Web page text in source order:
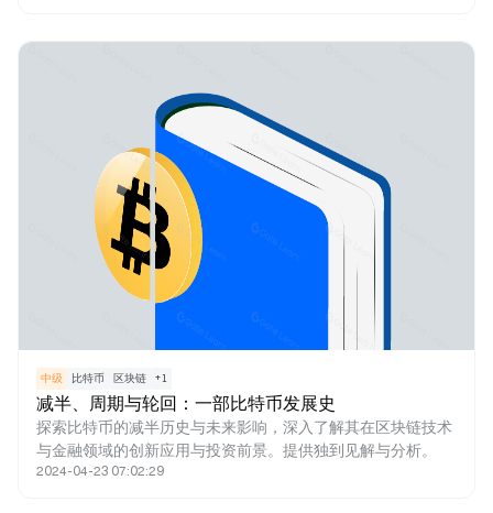
中级 比特币 区块链 +1
减半、周期与轮回：一部比特币发展史
探索比特币的减半历史与未来影响，深入了解其在区块链技术
与金融领域的创新应用与投资前景。提供独到见解与分析。
2024-04-23 07:02:29